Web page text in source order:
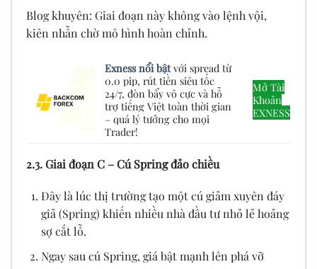
Blog khuyên: Giai đoạn này không vào lệnh vội,
kiên nhẫn chờ mô hình hoàn chỉnh.
Exness nổi bật với spread từ
0.0 pip, rút tiền siêu tốc
24/7, đòn bẩy vô cực và hỗ
trợ tiếng Việt toàn thời gian
– quá lý tưởng cho mọi
Trader!
Mở Tài
Khoản
EXNESS
2.3. Giai đoạn C – Cú Spring đảo chiều
Đây là lúc thị trường tạo một cú giảm xuyên đáy
giả (Spring) khiến nhiều nhà đầu tư nhỏ lẻ hoảng
sợ cắt lỗ.
Ngay sau cú Spring, giá bật mạnh lên phá vỡ